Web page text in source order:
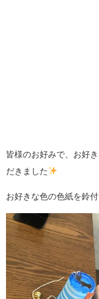
皆様のお好みで、お好
だきました
お好きな色の色紙を鈴